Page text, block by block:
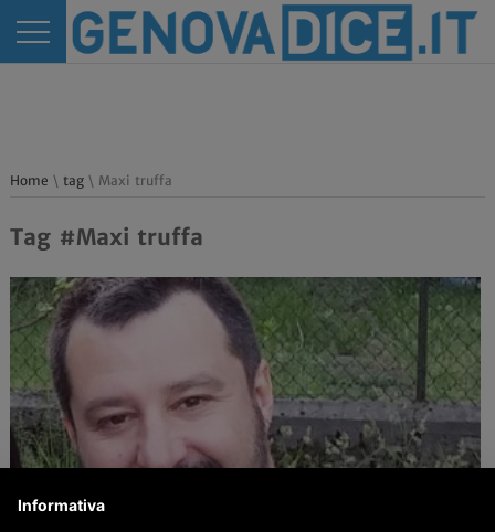
Home \ tag\ Maxi truffa
Tag #Maxi truffa
Informativa